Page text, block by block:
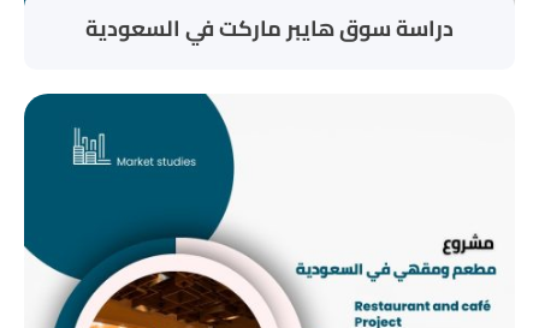
دراسة سوق هايبر ماركت في السعودية